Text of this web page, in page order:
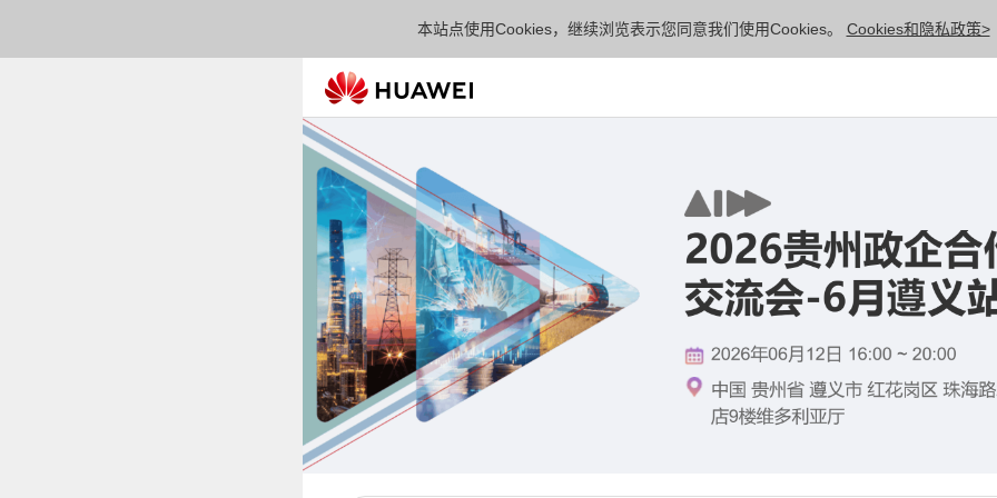
本站点使用Cookies，继续浏览表示您同意我们使用Cookies。 Cookies和隐私政策>